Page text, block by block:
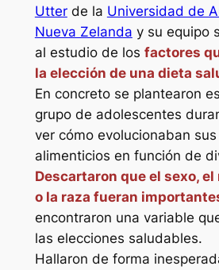
Utterde la Universidad de
Nueva Zelanda y su equipo
al estudio de los factores
la elección de una dieta
En concreto se plantearon
grupo de adolescentes
ver cómo evolucionaban
alimenticios en función de
Descartaron que el sexo,
o la raza fueran
encontraron una variable
las elecciones saludables.
Hallaron de forma